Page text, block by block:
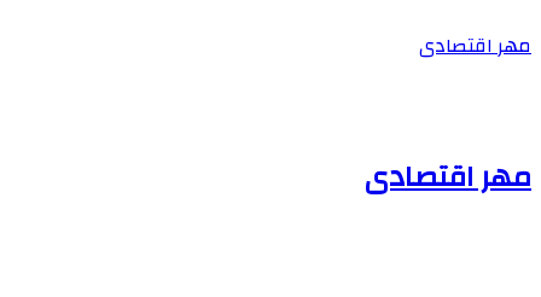
مهر اقتصادی
مهر اقتصادی